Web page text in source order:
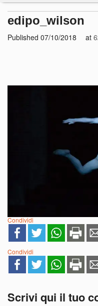
edipo_wilson
Published 07/10/2018 at
Condividi
Condividi
Scrivi qui il tuo